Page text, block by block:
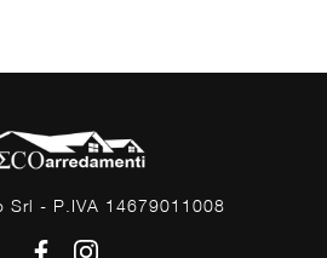
Srl - P.IVA 14679011008